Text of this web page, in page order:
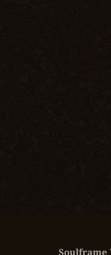
Soulframe